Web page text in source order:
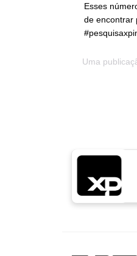
Esses
de encontrar
Uma